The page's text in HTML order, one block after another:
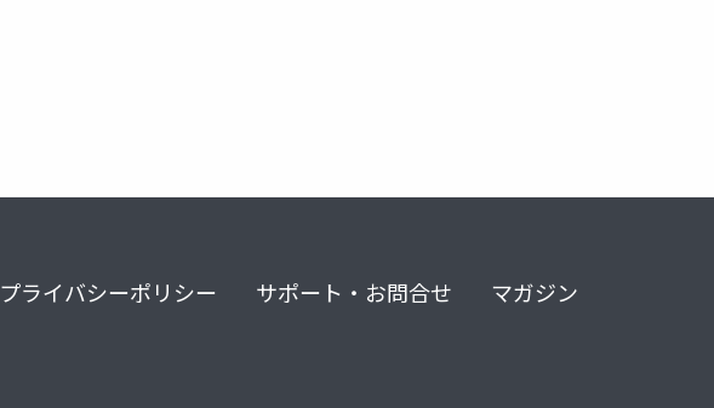
プライバシーポリシー サポート・お問合せ マガジン